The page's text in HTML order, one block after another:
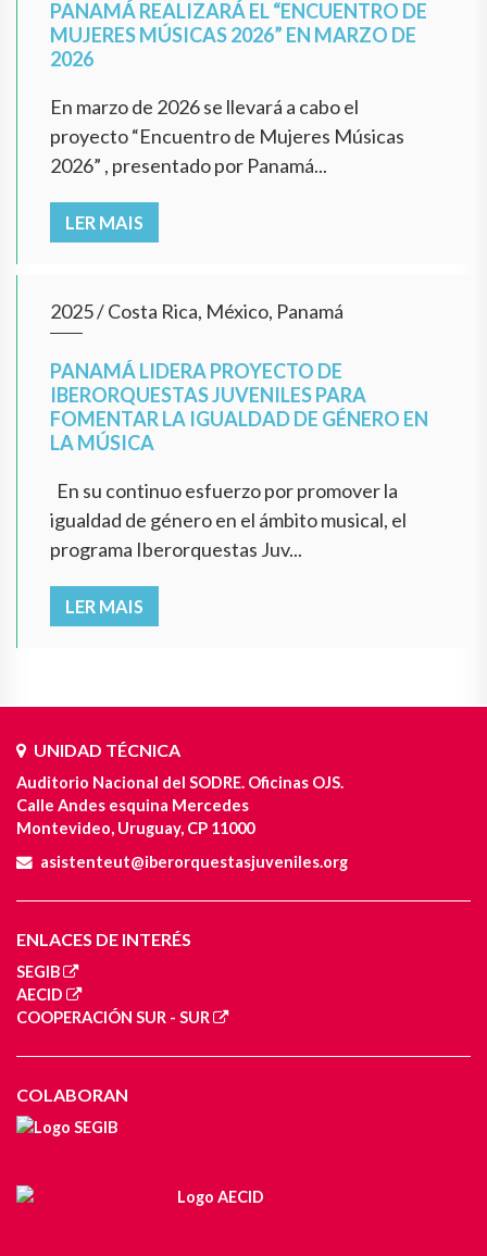
PANAMÁ REALIZARÁ EL “ENCUENTRO DE
MUJERES MÚSICAS 2026” EN MARZO DE
2026
En marzo de 2026 se llevará a cabo el
proyecto “Encuentro de Mujeres Músicas
2026” , presentado por Panamá...
LER MAIS
2025/Costa Rica, México, Panamá
PANAMÁ LIDERA PROYECTO DE
IBERORQUESTAS JUVENILES PARA
FOMENTAR LA IGUALDAD DE GÉNERO EN
LA MÚSICA
En su continuo esfuerzo por promover la
igualdad de género en el ámbito musical, el
programa Iberorquestas Juv...
LER MAIS
UNIDAD TÉCNICA
Auditorio Nacional del SODRE. Oficinas OJS.
Calle Andes esquina Mercedes
Montevideo, Uruguay, CP 11000
asistenteut@iberorquestasjuveniles.org
ENLACES DE INTERÉS
SEGIB
AECID
COOPERACIÓN SUR - SUR
COLABORAN